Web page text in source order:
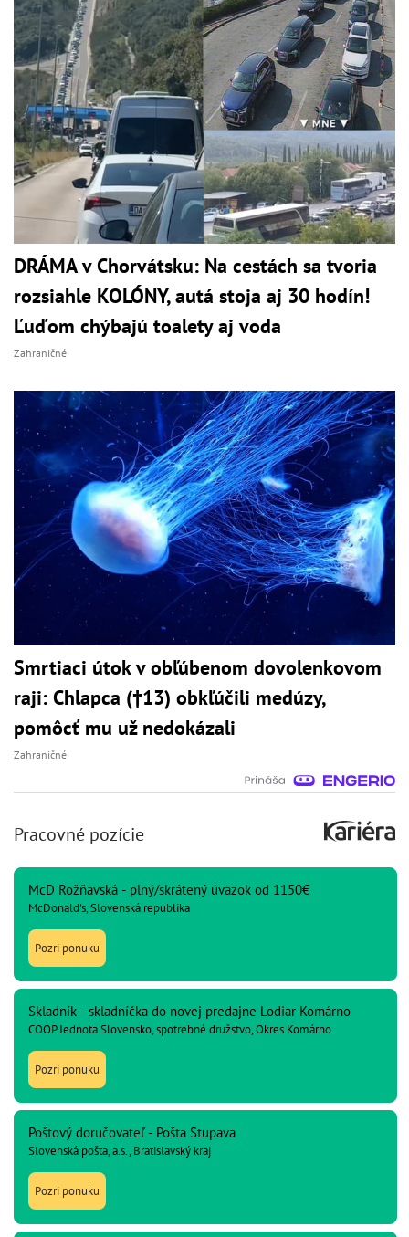
DRÁMA v Chorvátsku: Na cestách sa tvoria
rozsiahle KOLÓNY, autá stoja aj 30 hodín!
Ľuďom chýbajú toalety aj voda
Zahraničné
Smrtiaci útok v obľúbenom dovolenkovom
raji: Chlapca (†13) obkľúčili medúzy,
pomôcť mu už nedokázali
Zahraničné
Pracovné pozície
McD Rožňavská - plný/skrátený úväzok od 1150€
McDonald's, Slovenská republika
Pozri ponuku
Skladník - skladníčka do novej predajne Lodiar Komárno
COOP Jednota Slovensko, spotrebné družstvo, Okres Komárno
Pozri ponuku
Poštový doručovateľ - Pošta Stupava
Slovenská pošta, a.s., Bratislavský kraj
Pozri ponuku